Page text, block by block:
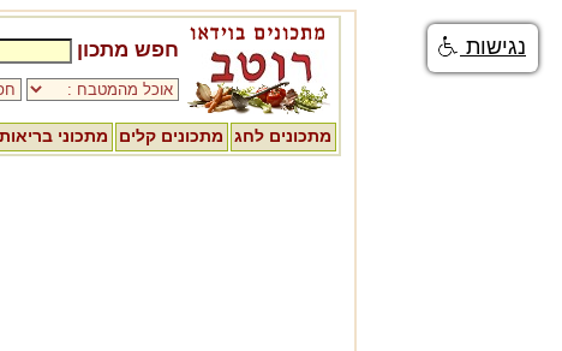
חפש מתכון
מתכונים לחג מתכונים קלים מתכוני בריאות
נגישות